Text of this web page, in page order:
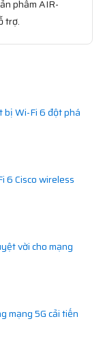
phẩm AIR-
trợ.
bị Wi-Fi 6 đột phá
6 Cisco wireless
vời cho mạng
mạng 5G cải tiến